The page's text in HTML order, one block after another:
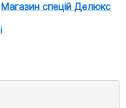
Магазин спецій Делюкс